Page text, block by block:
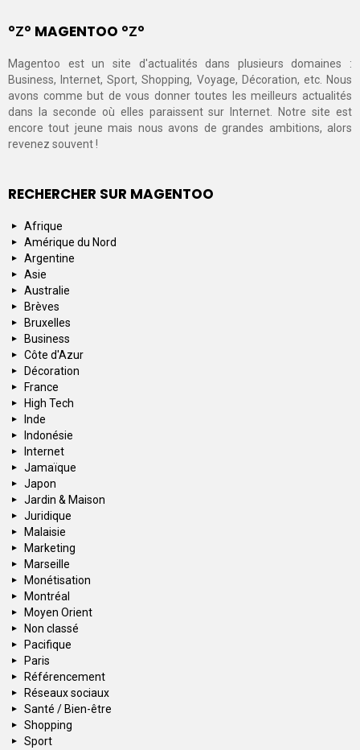
°Ζ° MAGENTOO °Ζ°
Magentoo est un site d'actualités dans plusieurs domaines :
Business, Internet, Sport, Shopping, Voyage, Décoration, etc. Nous
avons comme but de vous donner toutes les meilleurs actualités
dans la seconde où elles paraissent sur Internet. Notre site est
encore tout jeune mais nous avons de grandes ambitions, alors
revenez souvent !
RECHERCHER SUR MAGENTOO
Afrique
Amérique du Nord
Argentine
Asie
Australie
Brèves
Bruxelles
Business
Côte d'Azur
Décoration
France
High Tech
Inde
Indonésie
Internet
Jamaïque
Japon
Jardin & Maison
Juridique
Malaisie
Marketing
Marseille
Monétisation
Montréal
Moyen Orient
Non classé
Pacifique
Paris
Référencement
Réseaux sociaux
Santé / Bien-être
Shopping
Sport